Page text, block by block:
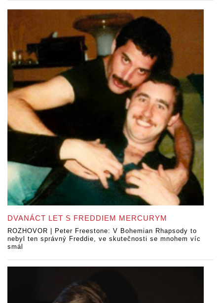
DVANÁCT LET S FREDDIEM MERCURYM
ROZHOVOR | Peter Freestone: V Bohemian Rhapsody to
nebyl ten správný Freddie, ve skutečnosti se mnohem víc
smál